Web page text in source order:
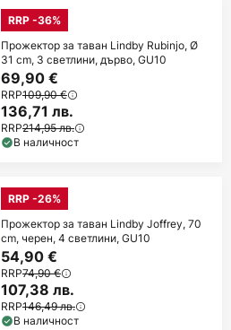
RRP -36%
Прожектор за таван Lindby Rubinjo, Ø
31 cm, 3 светлини, дърво, GU10
69,90 €
RRP109,90 €
136,71 лв.
RRP214,95 лв.
В наличност
RRP -26%
Прожектор за таван Lindby Joffrey, 70
cm, черен, 4 светлини, GU10
54,90 €
RRP74,90 €
107,38 лв.
RRP146,49 лв.
В наличност